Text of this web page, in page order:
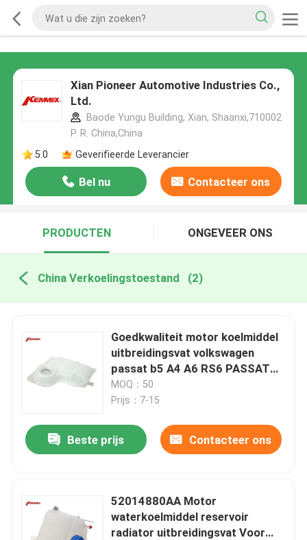
Xian Pioneer Automotive Industries Co.,
Ltd.
Baode Yungu Building, Xian, Shaanxi,710002
P. R. China,China
5.0
Geverifieerde Leverancier
Bel nu Contacteer ons
PRODUCTEN ONGEVEER ONS
China Verkoelingstoestand (2)
Goedkwaliteit motor koelmiddel
uitbreidingsvat volkswagen
passat b5 A4 A6 RS6 PASSAT
B5 C5 8D0121403L
MOQ：50
Prijs：7-15
Beste prijs Contacteer ons
52014880AA Motor
waterkoelmiddel reservoir
radiator uitbreidingsvat Voor